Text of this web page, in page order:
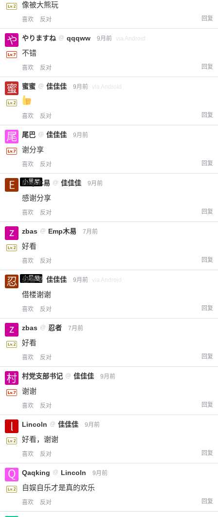
像被大熊玩
喜欢 反对 回复
やりますね @ qqqww 9月前 via Android
不错
喜欢 反对 回复
蜜蜜 @ 佳佳佳 9月前 via Android
喜欢 反对 回复
尾巴 @ 佳佳佳 9月前
谢分享
喜欢 反对 回复
小黑屋
Emp木易 @ 佳佳佳 9月前
感谢分享
喜欢 反对 回复
zbas @ Emp木易 7月前
好看
喜欢 反对 回复
小黑屋
忍者 @ 佳佳佳 9月前 via Android
借楼谢谢
喜欢 反对 回复
zbas @ 忍者 7月前
好看
喜欢 反对 回复
村党支部书记 @ 佳佳佳 9月前
谢谢
喜欢 反对 回复
Lincoln @ 佳佳佳 9月前
好看，谢谢
喜欢 反对 回复
Qaqking @ Lincoln 9月前
自娱自乐才是真的欢乐
喜欢 反对 回复